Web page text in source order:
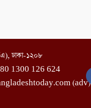
এ), ঢাকা-১২০৮
1300 126 624
(adv)